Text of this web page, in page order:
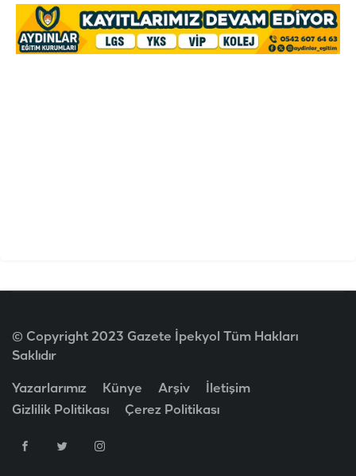
© Copyright 2023 Gazete İpekyol Tüm Hakları
Saklıdır
Yazarlarımız Künye Arşiv
İletişim
Gizlilik Politikası
Çerez Politikası